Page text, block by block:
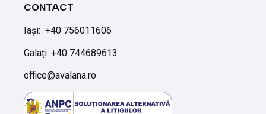
CONTACT
Iași: +40 756011606
Galați: +40 744689613
office@avalana.ro